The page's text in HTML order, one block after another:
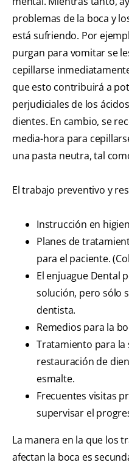
problemas de la boca y
está sufriendo. Por
purgan para vomitar se
cepillarse
que esto contribuirá a
perjudiciales de los
dientes. En cambio, se
media-hora para
una pasta neutra, tal
El trabajo preventivo y
Instrucción en
Planes de
para el paciente.
El enjuague Dental
solución, pero sólo
dentista.
Remedios para la
Tratamiento para la
restauración de
esmalte.
Frecuentes visitas
supervisar el
La manera en la que los
afectan la boca es